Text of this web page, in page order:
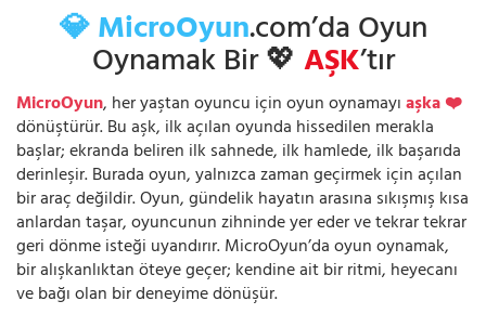
💎 MicroOyun.com’da Oyun
Oynamak Bir 💖AŞK’tır
MicroOyun, her yaştan oyuncu için oyun oynamayıaşka ❤️
dönüştürür. Bu aşk, ilk açılan oyunda hissedilen merakla
başlar; ekranda beliren ilk sahnede, ilk hamlede, ilk başarıda
derinleşir. Burada oyun, yalnızca zaman geçirmek için açılan
bir araç değildir. Oyun, gündelik hayatın arasına sıkışmış kısa
anlardan taşar, oyuncunun zihninde yer eder ve tekrar tekrar
geri dönme isteği uyandırır. MicroOyun’da oyun oynamak,
bir alışkanlıktan öteye geçer; kendine ait bir ritmi, heyecanı
ve bağı olan bir deneyime dönüşür.